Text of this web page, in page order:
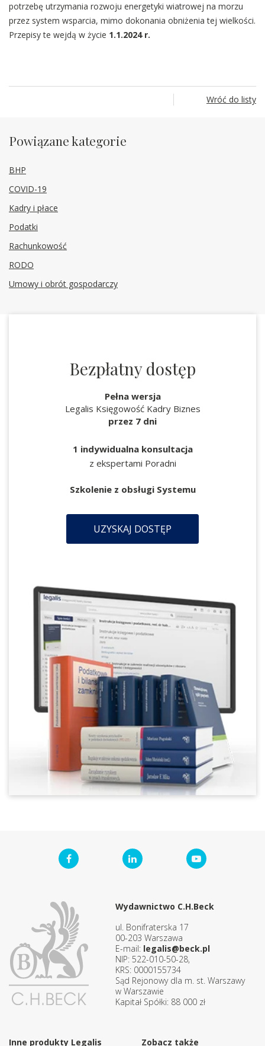
potrzebę utrzymania rozwoju energetyki wiatrowej na morzu
przez system wsparcia, mimo dokonania obniżenia tej wielkości.
Przepisy te wejdą w życie 1.1.2024 r.
Wróć do listy
Powiązane kategorie
BHP
COVID-19
Kadry i płace
Podatki
Rachunkowość
RODO
Umowy i obrót gospodarczy
Bezpłatny dostęp
Pełna wersja
Legalis Księgowość Kadry Biznes
przez 7 dni
1 indywidualna konsultacja
z ekspertami Poradni
Szkolenie z obsługi Systemu
UZYSKAJ DOSTĘP
Wydawnictwo C.H.Beck
ul. Bonifraterska 17
00-203 Warszawa
E-mail: legalis@beck.pl
NIP: 522-010-50-28,
KRS: 0000155734
Sąd Rejonowy dla m. st. Warszawy
w Warszawie
Kapitał Spółki: 88 000 zł
Inne produkty Legalis Zobacz także